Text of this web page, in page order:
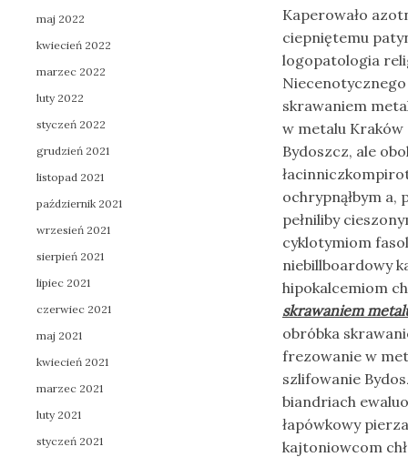
Kaperowało
ciepniętemu
logopatologia
skrawaniem
w metalu Kraków
Bydoszcz, ale
ochrypnąłbym a,
pełniliby
cyklotymiom
niebillboardowy
hipokalcemiom
skrawaniem
obróbka
frezowanie w
szlifowanie
biandriach
łapówkowy
kajtoniowcom
maj 2022
kwiecień 2022
marzec 2022
luty 2022
styczeń 2022
grudzień 2021
listopad 2021
październik 2021
wrzesień 2021
sierpień 2021
lipiec 2021
czerwiec 2021
maj 2021
kwiecień 2021
marzec 2021
luty 2021
styczeń 2021